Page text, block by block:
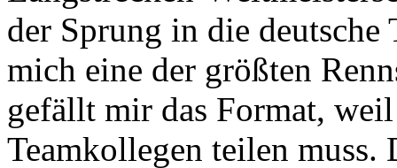
der Sprung in die
mich eine der größten
gefällt mir das Format,
Teamkollegen teilen muss.